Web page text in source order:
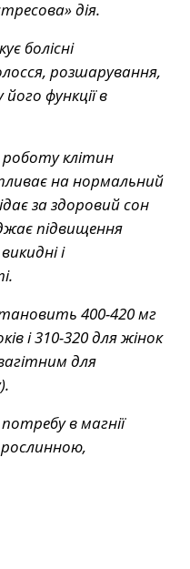
дія.
болісні
розшарування,
функції в
клітин
на нормальний
за здоровий сон
підвищення
і
400-420 мг
і 310-320 для жінок
для
в магнії